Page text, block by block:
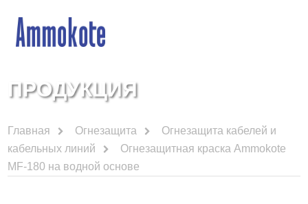
ПРОДУКЦИЯ
Главная Огнезащита
Огнезащита кабелей и
кабельных линий
Огнезащитная краска Ammokote
MF-180 на водной основе